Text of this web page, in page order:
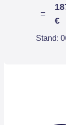
=
€
Stand: